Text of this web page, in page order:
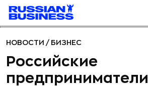
НОВОСТИ / БИЗНЕС
Российские
предприниматели